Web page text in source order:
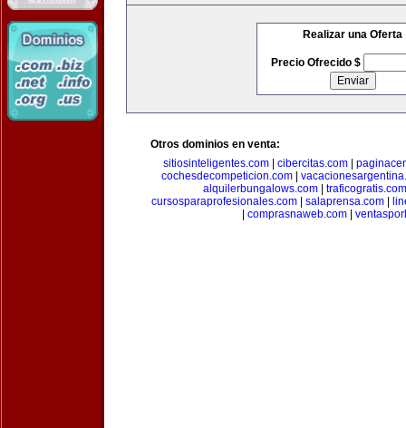
Realizar una Oferta
Precio Ofrecido $
Otros dominios en venta:
sitiosinteligentes.com
cibercitas.com
cochesdecompeticion.com
alquilerbungalows.com| traficogratis.com
cursosparaprofesionales.com
salaprensa.com
comprasnaweb.com